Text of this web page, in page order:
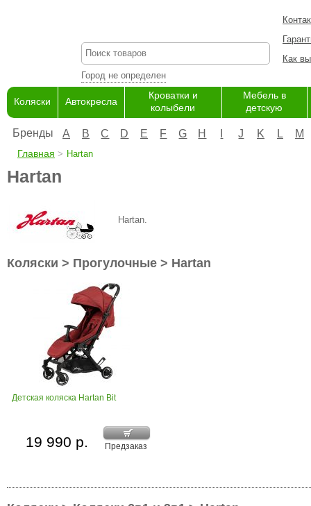
Город не определен
Как
Коляски Автокресла
Кроватки и
колыбели
Мебель в
детскую
Бренды A B C D E F G H J K L M
Главная Hartan
Hartan
Hartan.
Коляски > Прогулочные > Hartan
Детская коляска Hartan Bit
Предзаказ
19 990 р.